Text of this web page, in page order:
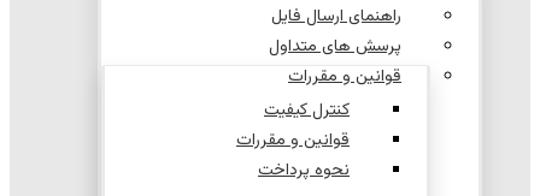
راهنمای ارسال فایل
پرسش های متداول
قوانین و مقررات
کنترل کیفیت
قوانین و مقررات
نحوه پرداخت